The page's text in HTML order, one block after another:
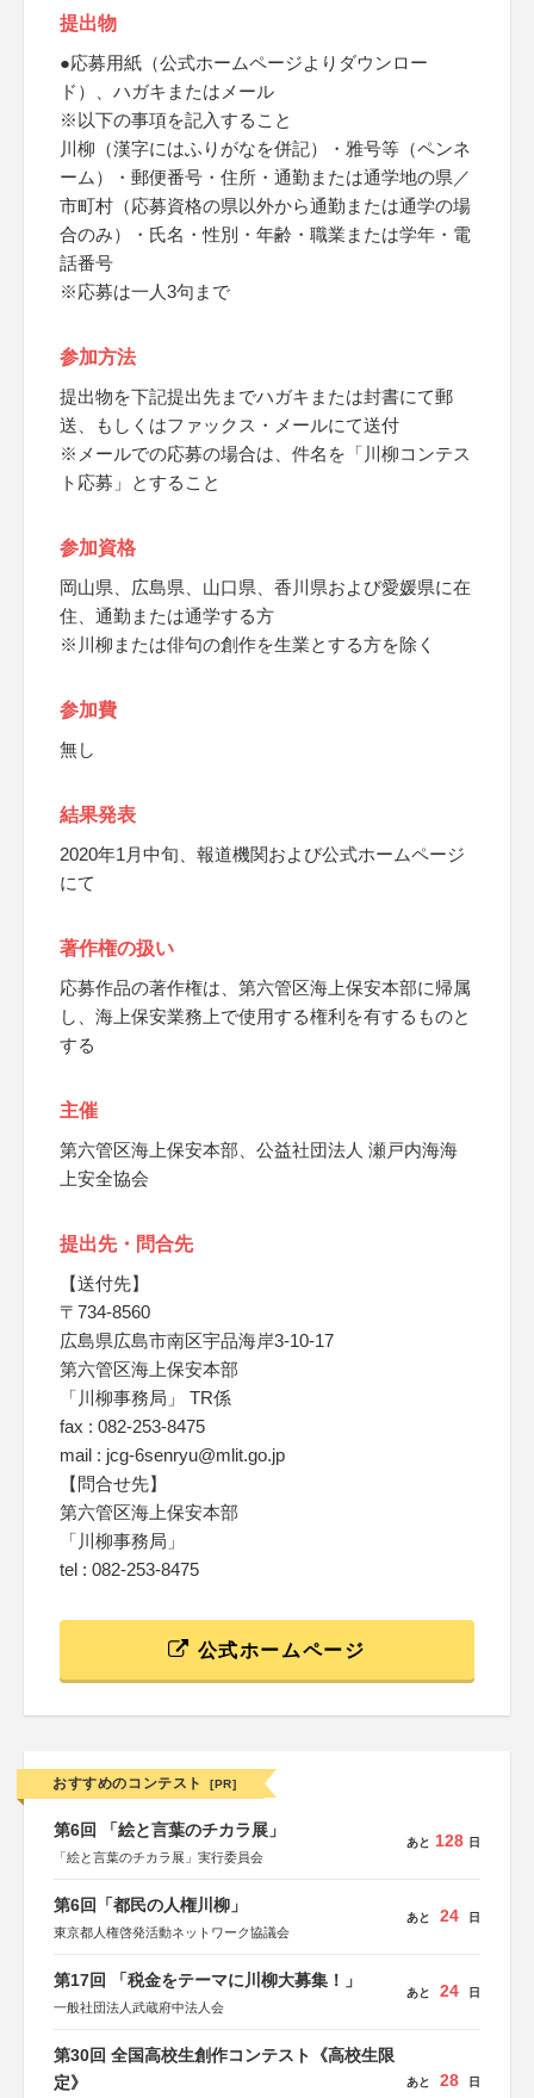
提出物
●応募用紙（公式ホームページよりダウンロー
ド）、ハガキまたはメール
※以下の事項を記入すること
川柳（漢字にはふりがなを併記）・雅号等（ペンネ
ーム）・郵便番号・住所・通勤または通学地の県／
市町村（応募資格の県以外から通勤または通学の場
合のみ）・氏名・性別・年齢・職業または学年・電
話番号
※応募は一人3句まで
参加方法
提出物を下記提出先までハガキまたは封書にて郵
送、もしくはファックス・メールにて送付
※メールでの応募の場合は、件名を「川柳コンテス
ト応募」とすること
参加資格
岡山県、広島県、山口県、香川県および愛媛県に在
住、通勤または通学する方
※川柳または俳句の創作を生業とする方を除く
参加費
無し
結果発表
2020年1月中旬、報道機関および公式ホームページ
にて
著作権の扱い
応募作品の著作権は、第六管区海上保安本部に帰属
し、海上保安業務上で使用する権利を有するものと
する
主催
第六管区海上保安本部、公益社団法人 瀬戸内海海
上安全協会
提出先・問合先
【送付先】
〒734-8560
広島県広島市南区宇品海岸3-10-17
第六管区海上保安本部
「川柳事務局」 TR係
fax : 082-253-8475
mail : jcg-6senryu@mlit.go.jp
【問合せ先】
第六管区海上保安本部
「川柳事務局」
tel : 082-253-8475
公式ホームページ
おすすめのコンテスト [PR]
第6回 「絵と言葉のチカラ展」
「絵と言葉のチカラ展」実行委員会
あと 128 日
第6回「都民の人権川柳」
東京都人権啓発活動ネットワーク協議会
あと 24 日
第17回 「税金をテーマに川柳大募集！」
一般社団法人武蔵府中法人会
あと 24 日
第30回 全国高校生創作コンテスト《高校生限
定》
あと 28 日